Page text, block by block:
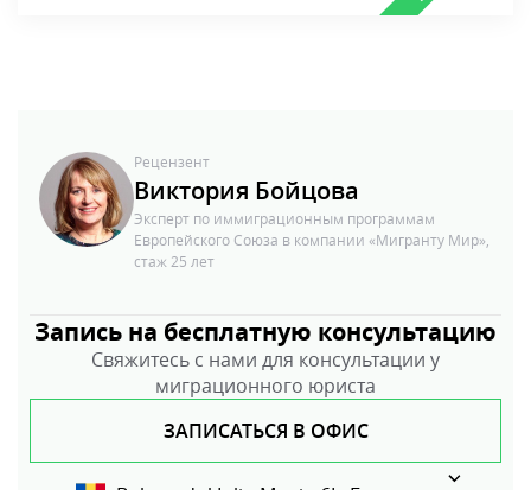
Рецензент
Виктория Бойцова
Эксперт по иммиграционным программам
Европейского Союза в компании «Мигранту Мир»,
стаж 25 лет
Запись на бесплатную консультацию
Свяжитесь с нами для консультации у
миграционного юриста
ЗАПИСАТЬСЯ В ОФИС